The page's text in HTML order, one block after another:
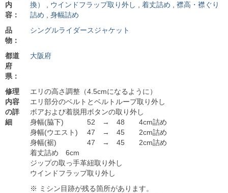
内
容：
換）
ウインドフラップ取り外し 着丈詰め
襟高・襟ぐり
詰め
身幅詰め
品
物：
シングルライダースジャケット
都道
府
県：
大阪府
修理
内容
の詳
細
エリの高さ調整（4.5cmになるように）
エリ部分のベルトとベルトループ取り外し
ボアおよび着脱用ボタンの取り外し
身幅(脇下) 52 → 48 4cm詰め
身幅(ウエスト) 47 → 45 2cm詰め
身幅(裾) 47 → 45 2cm詰め
着丈詰め 6cm
ジップの取っ手革紐取り外し
ウインドフラップ取り外し
※ ミシン目跡が残る箇所があります。